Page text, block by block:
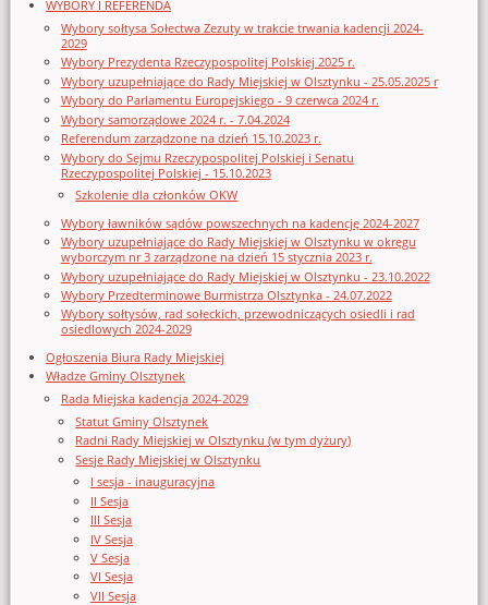
WYBORY I REFERENDA
Wybory sołtysa Sołectwa Zezuty w trakcie trwania kadencji 2024-
2029
Wybory Prezydenta Rzeczypospolitej Polskiej 2025 r.
Wybory uzupełniające do Rady Miejskiej w Olsztynku - 25.05.2025 r
Wybory do Parlamentu Europejskiego - 9 czerwca 2024 r.
Wybory samorządowe 2024 r. - 7.04.2024
Referendum zarządzone na dzień 15.10.2023 r.
Wybory do Sejmu Rzeczypospolitej Polskiej i Senatu
Rzeczypospolitej Polskiej - 15.10.2023
Szkolenie dla członków OKW
Wybory ławników sądów powszechnych na kadencję 2024-2027
Wybory uzupełniające do Rady Miejskiej w Olsztynku w okręgu
wyborczym nr 3 zarządzone na dzień 15 stycznia 2023 r.
Wybory uzupełniające do Rady Miejskiej w Olsztynku - 23.10.2022
Wybory Przedterminowe Burmistrza Olsztynka - 24.07.2022
Wybory sołtysów, rad sołeckich, przewodniczących osiedli i rad
osiedlowych 2024-2029
Ogłoszenia Biura Rady Miejskiej
Władze Gminy Olsztynek
Rada Miejska kadencja 2024-2029
Statut Gminy Olsztynek
Radni Rady Miejskiej w Olsztynku (w tym dyżury)
Sesje Rady Miejskiej w Olsztynku
I sesja - inauguracyjna
II Sesja
III Sesja
IV Sesja
V Sesja
VI Sesja
VII Sesja